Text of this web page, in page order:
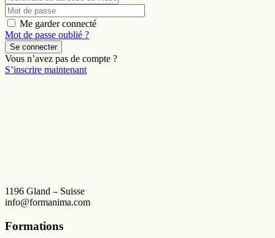
Me garder connecté
Mot de passe oublié ?
Se connecter
Vous n’avez pas de compte ?
S’inscrire maintenant
1196 Gland – Suisse
info@formanima.com
Formations